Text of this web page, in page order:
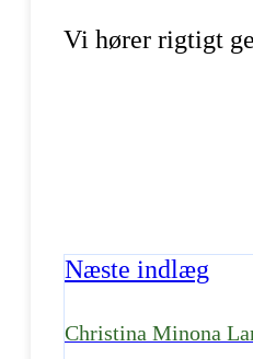
Vi hører rigtigt
Næste indlæg
Christina Minona